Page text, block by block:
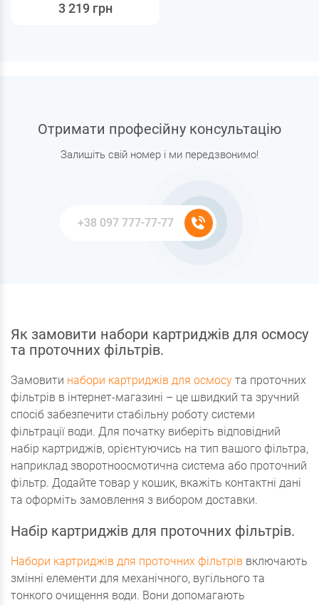
3 219 грн
Отримати професійну консультацію
Залишіть свій номер і ми передзвонимо!
Як замовити набори картриджів для осмосу
та проточних фільтрів.
Замовити набори картриджів для осмосу та проточних
фільтрів в інтернет-магазині – це швидкий та зручний
спосіб забезпечити стабільну роботу системи
фільтрації води. Для початку виберіть відповідний
набір картриджів, орієнтуючись на тип вашого фільтра,
наприклад зворотноосмотична система або проточний
фільтр. Додайте товар у кошик, вкажіть контактні дані
та оформіть замовлення з вибором доставки.
Набір картриджів для проточних фільтрів.
Набори картриджів для проточних фільтрів включають
змінні елементи для механічного, вугільного та
тонкого очищення води. Вони допомагають